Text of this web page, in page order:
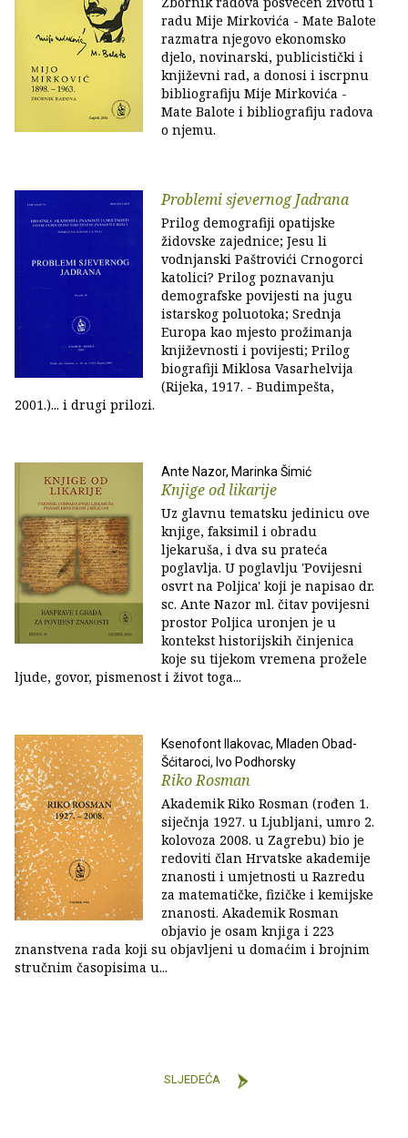
radu Mije Mirkovića - Mate Balote
razmatra njegovo ekonomsko
djelo, novinarski, publicistički i
književni rad, a donosi i iscrpnu
bibliografiju Mije Mirkovića -
Mate Balote i bibliografiju radova
o njemu.
Problemi sjevernog Jadrana
Prilog demografiji opatijske
židovske zajednice; Jesu li
vodnjanski Paštrovići Crnogorci
katolici? Prilog poznavanju
demografske povijesti na jugu
istarskog poluotoka; Srednja
Europa kao mjesto prožimanja
književnosti i povijesti; Prilog
biografiji Miklosa Vasarhelvija
(Rijeka, 1917. - Budimpešta,
2001.)... i drugi prilozi.
Ante Nazor, Marinka Šimić
Knjige od likarije
Uz glavnu tematsku jedinicu ove
knjige, faksimil i obradu
ljekaruša, i dva su prateća
poglavlja. U poglavlju 'Povijesni
osvrt na Poljica' koji je napisao dr.
sc. Ante Nazor ml. čitav povijesni
prostor Poljica uronjen je u
kontekst historijskih činjenica
koje su tijekom vremena prožele
ljude, govor, pismenost i život toga...
Ksenofont Ilakovac, Mladen Obad-
Šćitaroci, Ivo Podhorsky
Riko Rosman
Akademik Riko Rosman (rođen 1.
siječnja 1927. u Ljubljani, umro 2.
kolovoza 2008. u Zagrebu) bio je
redoviti član Hrvatske akademije
znanosti i umjetnosti u Razredu
za matematičke, fizičke i kemijske
znanosti. Akademik Rosman
objavio je osam knjiga i 223
znanstvena rada koji su objavljeni u domaćim i brojnim
stručnim časopisima u...
SLJEDEĆA